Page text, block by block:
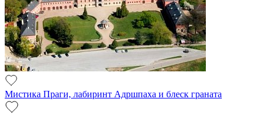
Мистика Праги, лабиринт Адршпаха и блеск граната